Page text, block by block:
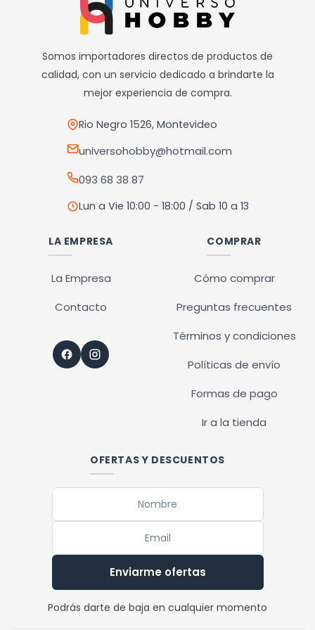
Sábados de 10hs a 13hs
variantes.
Las
opciones
se
pueden
producto
Somos importadores directos de productos de
calidad, con un servicio dedicado a brindarte la
mejor experiencia de compra.
Rio Negro 1526, Montevideo
universohobby@hotmail.com
093 68 38 87
Lun a Vie 10:00 - 18:00 / Sab 10 a 13
LA EMPRESA
La Empresa
Contacto
COMPRAR
Cómo comprar
Preguntas frecuentes
Términos y condiciones
Políticas de envío
Formas de pago
Ir a la tienda
OFERTAS Y DESCUENTOS
Enviarme ofertas
Podrás darte de baja en cualquier momento